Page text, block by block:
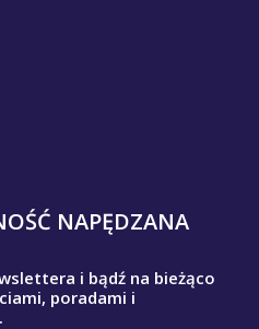
NAPĘDZANA
i bądź na bieżąco
poradami i